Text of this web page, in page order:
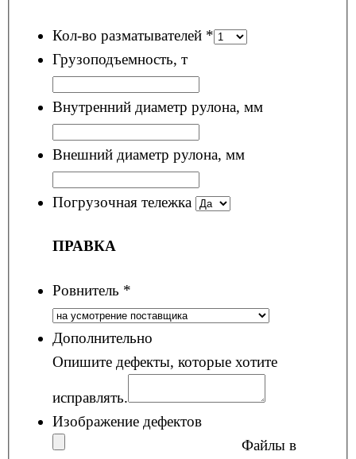
Кол-во разматывателей *
Грузоподъемность, т
Внутренний диаметр рулона, мм
Внешний диаметр рулона, мм
Погрузочная тележка
ПРАВКА
Ровнитель *
Дополнительно
Опишите дефекты, которые хотите
исправлять.
Изображение дефектов
Файлы в